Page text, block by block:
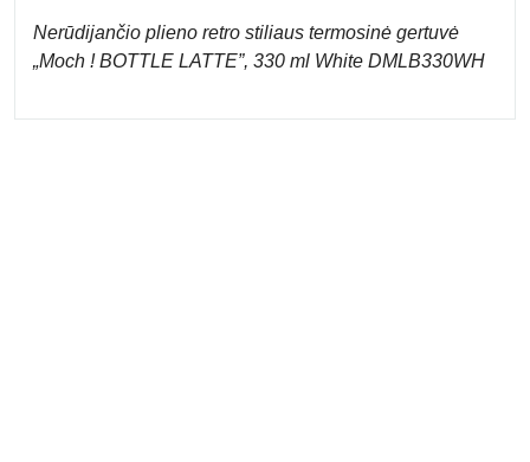
Nerūdijančio plieno retro stiliaus termosinė gertuvė
„Moch ! BOTTLE LATTE”, 330 ml White DMLB330WH